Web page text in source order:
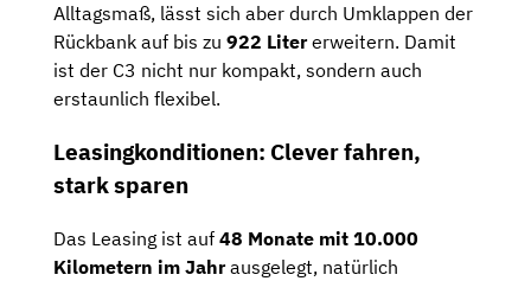
Alltagsmaß, lässt sich aber durch Umklappen der
Rückbank auf bis zu 922 Litererweitern. Damit
ist der C3 nicht nur kompakt, sondern auch
erstaunlich flexibel.
Leasingkonditionen: Clever fahren,
stark sparen
Das Leasing ist auf 48 Monate mit 10.000
Kilometern im Jahrausgelegt, natürlich